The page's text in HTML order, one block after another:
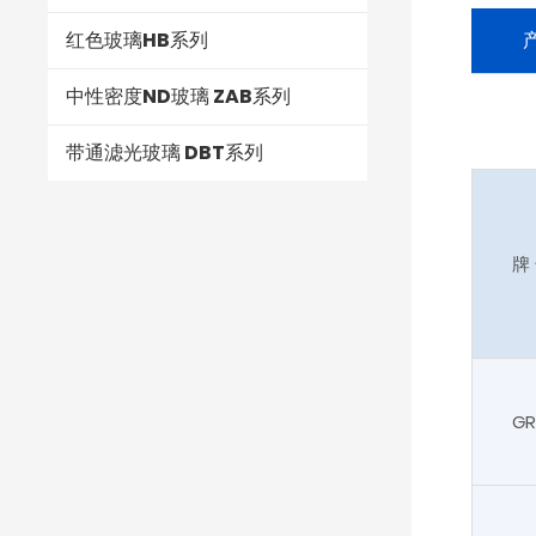
红色玻璃HB系列
中性密度ND玻璃 ZAB系列
带通滤光玻璃 DBT系列
牌